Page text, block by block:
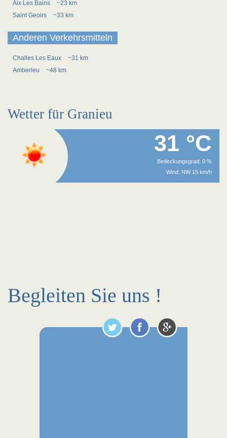
Aix Les Bains
~23 km
Saint Geoirs
~33 km
Anderen Verkehrsmitteln
Challes Les Eaux
~31 km
Amberieu
~48 km
Wetter für Granieu
31 °C
Bedeckungsgrad: 0 %
Wind: NW 15 km/h
Begleiten Sie uns !